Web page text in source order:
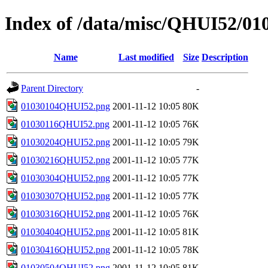
Index of /data/misc/QHUI52/
Name Last modified Size Description
Parent Directory
-
01030104QHUI52.png 2001-11-12 10:05 80K
01030116QHUI52.png 2001-11-12 10:05 76K
01030204QHUI52.png 2001-11-12 10:05 79K
01030216QHUI52.png 2001-11-12 10:05 77K
01030304QHUI52.png 2001-11-12 10:05 77K
01030307QHUI52.png 2001-11-12 10:05 77K
01030316QHUI52.png 2001-11-12 10:05 76K
01030404QHUI52.png 2001-11-12 10:05 81K
01030416QHUI52.png 2001-11-12 10:05 78K